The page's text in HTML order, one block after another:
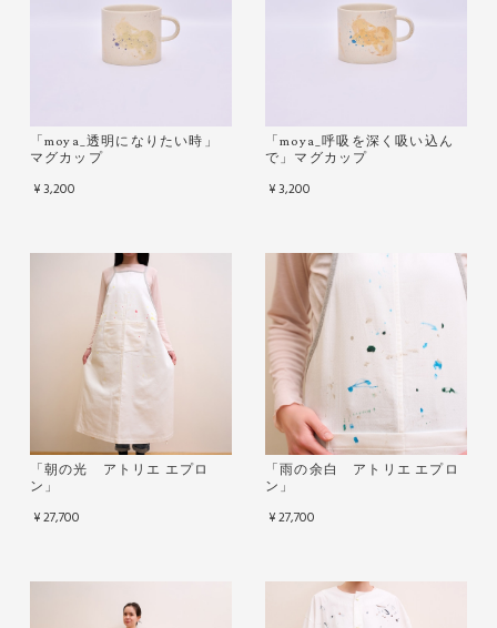
「moya_透明になりたい時」
マグカップ
¥3,200
「moya_呼吸を深く吸い込ん
で」マグカップ
¥3,200
「朝の光 アトリエ エプロ
ン」
¥27,700
「雨の余白 アトリエ エプロ
ン」
¥27,700